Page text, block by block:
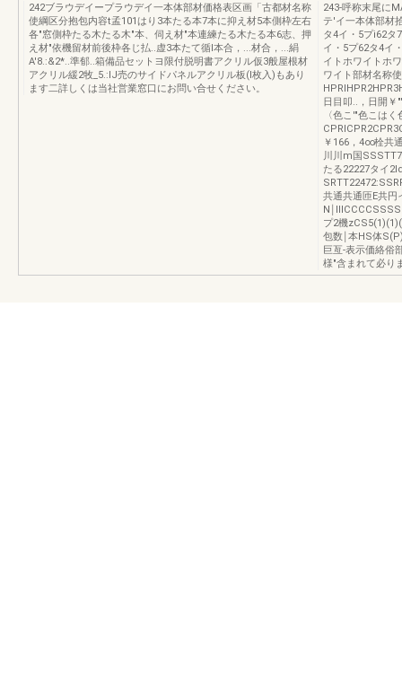
242ブラウデイープラウデイ一本体部材価格表区画「古都材名称
使綱区分抱包内容t孟101はり3本たる本7本に抑え材5本側枠左右
各"窓側枠たる木たる木"本、伺え材"本連練たる木たる本6志、押
え材"依機留材前後枠各じ払..虚3本たて循l本合，...材合，...絹
A'8.:&2*..準郁..箱備品セットヨ限付脱明書アクリル仮3般屋根材
アクリル緩2牧_5.:IJ売のサイドパネルアクリル板(I枚入)もあり
ます二詳しくは当社営業窓口にお問い合せください。
243-呼称末尾に
テ'イ一本体部材
タ4イ・5プi62タ
イ・5プ62タ4イ
イトホワイトホ
ワイト部材名称
日目叩..，日開
〈色こ'"色こは
￥166，4∞栓共
川川m国
たる22227タイ
共通共通匝E共円
N￨
プ2機
包数￨本HS体
巨亙-表示価絡俗
様"含まれて必り